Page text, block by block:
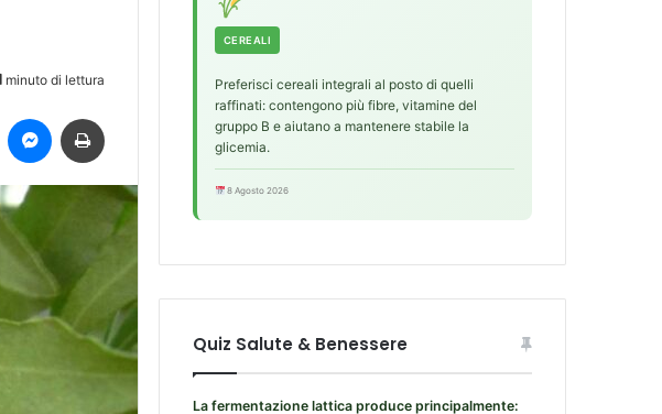
minuto di lettura
CEREALI
Preferisci cereali integrali al posto di quelli
raffinati: contengono più fibre, vitamine del
gruppo B e aiutano a mantenere stabile la
glicemia.
8 Agosto 2026
Quiz Salute & Benessere
La fermentazione lattica produce principalmente: